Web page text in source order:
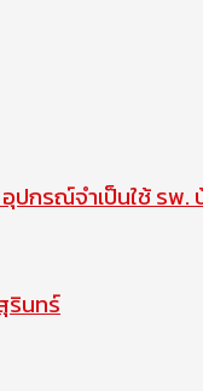
ณ์จำเป็นใช้ รพ.
รินทร์